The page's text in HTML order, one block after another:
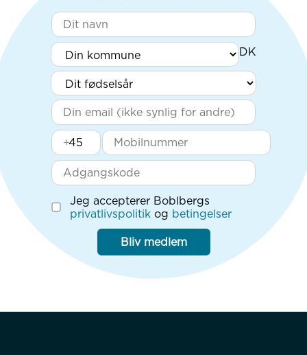
+
Jeg accepterer Boblbergs
privatlivspolitik og betingelser
Bliv medlem